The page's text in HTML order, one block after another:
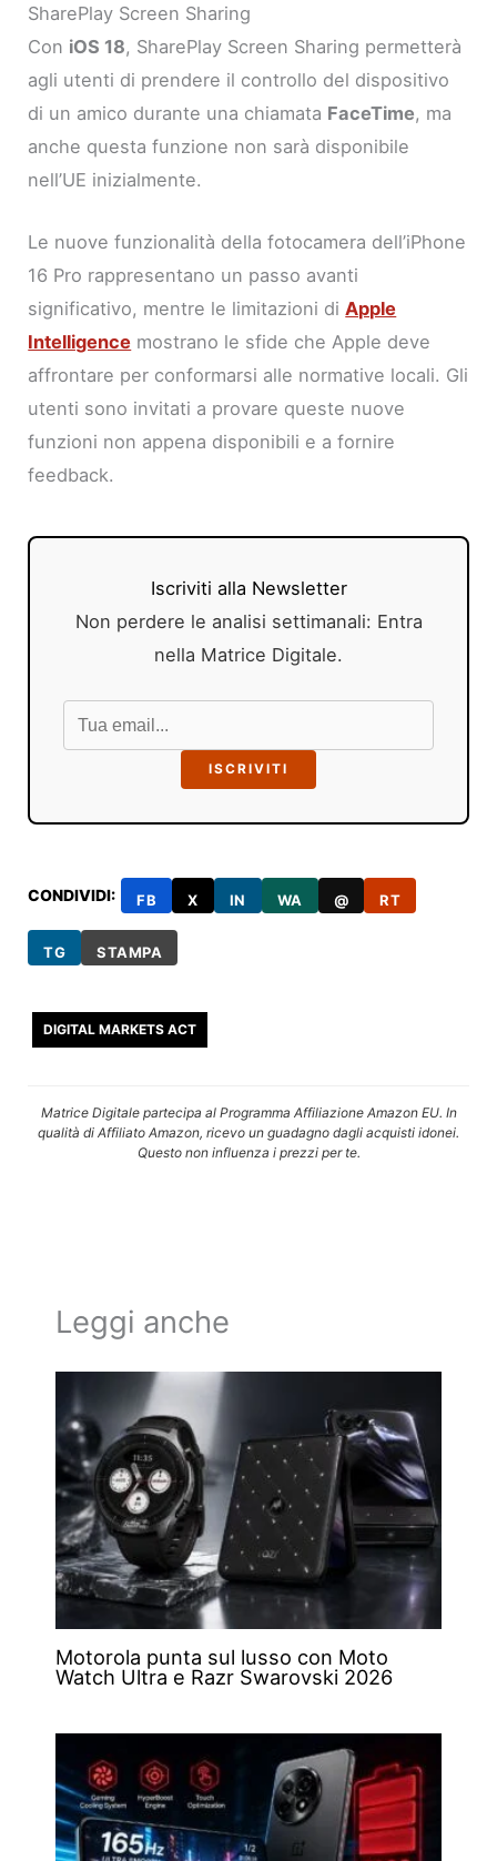
SharePlay Screen Sharing
Con iOS 18, SharePlay Screen Sharing permetterà
agli utenti di prendere il controllo del dispositivo
di un amico durante una chiamata FaceTime, ma
anche questa funzione non sarà disponibile
nell’UE inizialmente.
Le nuove funzionalità della fotocamera dell’iPhone
16 Pro rappresentano un passo avanti
significativo, mentre le limitazioni diApple
Intelligence mostrano le sfide che Apple deve
affrontare per conformarsi alle normative locali. Gli
utenti sono invitati a provare queste nuove
funzioni non appena disponibili e a fornire
feedback.
Iscriviti alla Newsletter
Non perdere le analisi settimanali: Entra
nella Matrice Digitale.
ISCRIVITI
CONDIVIDI: FB X IN WA @ RT
TG STAMPA
DIGITAL MARKETS ACT
Matrice Digitale partecipa al Programma Affiliazione Amazon EU. In
qualità di Affiliato Amazon, ricevo un guadagno dagli acquisti idonei.
Questo non influenza i prezzi per te.
Leggi anche
Motorola punta sul lusso con Moto
Watch Ultra e Razr Swarovski 2026